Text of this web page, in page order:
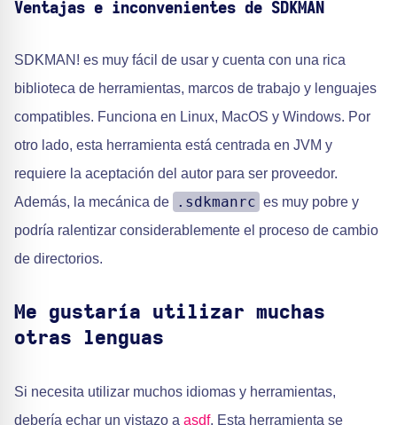
Ventajas e inconvenientes de SDKMAN
SDKMAN! es muy fácil de usar y cuenta con una rica
biblioteca de herramientas, marcos de trabajo y lenguajes
compatibles. Funciona en Linux, MacOS y Windows. Por
otro lado, esta herramienta está centrada en JVM y
requiere la aceptación del autor para ser proveedor.
Además, la mecánica de
.sdkmanrc es muy pobre y
podría ralentizar considerablemente el proceso de cambio
de directorios.
Me gustaría utilizar muchas
otras lenguas
Si necesita utilizar muchos idiomas y herramientas,
debería echar un vistazo a asdf. Esta herramienta se